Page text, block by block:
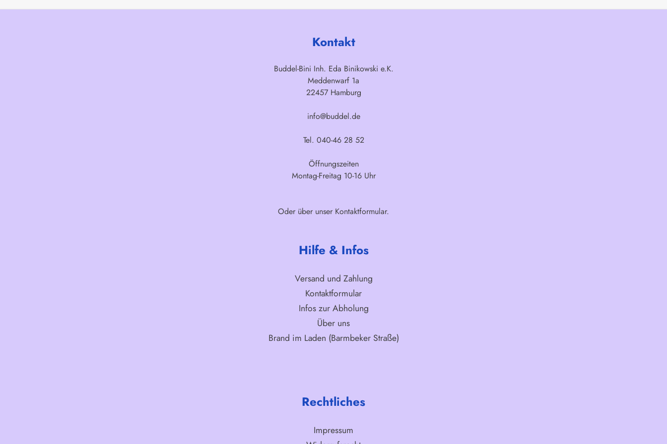
Kontakt
Buddel-Bini Inh. Eda Binikowski e.K.
Meddenwarf 1a
22457 Hamburg
info@buddel.de
Tel. 040-46 28 52
Öffnungszeiten
Montag-Freitag 10-16 Uhr
Oder über unser Kontaktformular.
Hilfe & Infos
Versand und Zahlung
Kontaktformular
Infos zur Abholung
Über uns
Brand im Laden (Barmbeker Straße)
Rechtliches
Impressum